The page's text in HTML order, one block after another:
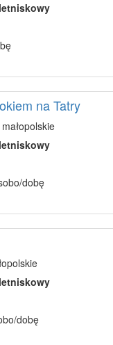
na Tatry
dobę
dobę